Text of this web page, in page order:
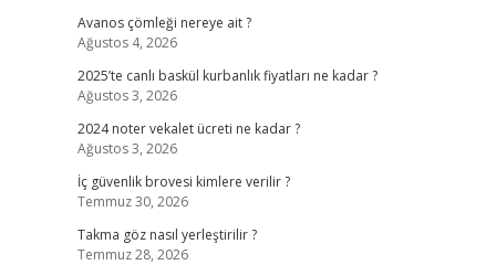
Avanos çömleği nereye ait ?
Ağustos 4, 2026
2025’te canlı baskül kurbanlık fiyatları ne kadar ?
Ağustos 3, 2026
2024 noter vekalet ücreti ne kadar ?
Ağustos 3, 2026
İç güvenlik brovesi kimlere verilir ?
Temmuz 30, 2026
Takma göz nasıl yerleştirilir ?
Temmuz 28, 2026